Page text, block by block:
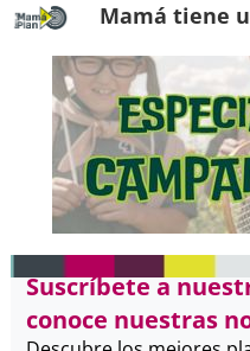
Mamá tiene
Suscríbete a
conoce nuestras